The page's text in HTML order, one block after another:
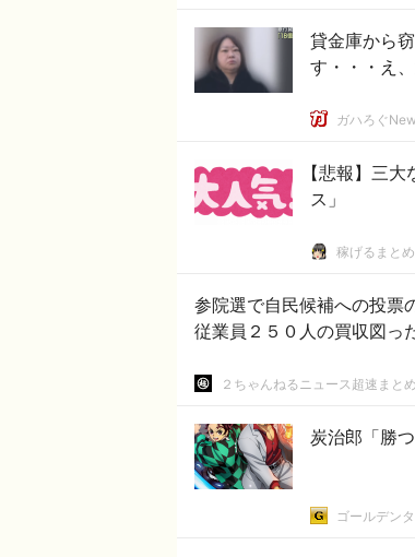
貸金庫から
す・・・え
ガハろぐ
【悲報】三
ス」
稼げるまと
参院選で自民候補への投票
２ちゃんねるニュース超速まと
炭治郎「勝
ゴールデン